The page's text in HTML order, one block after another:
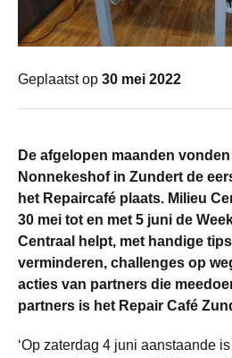
Geplaatst op 30 mei 2022
De afgelopen maanden
Nonnekeshof in Zundert de
het Repaircafé plaats. Milieu
30 mei tot en met 5 juni de
Centraal helpt, met handige
verminderen, challenges op
acties van partners die
partners is het Repair Café
‘Op zaterdag 4 juni aanstaande